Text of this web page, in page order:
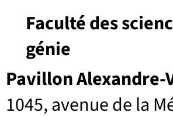
Pavillon Alexandre-
1045, avenue de la
Faculté des
génie